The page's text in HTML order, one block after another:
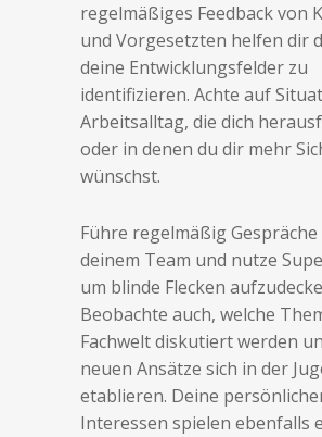
regelmäßiges Feedback von
und Vorgesetzten helfen dir
deine Entwicklungsfelder zu
identifizieren. Achte auf
Arbeitsalltag, die dich
oder in denen du dir mehr
wünschst.
Führe regelmäßig
deinem Team und nutze
um blinde Flecken
Beobachte auch, welche
Fachwelt diskutiert werden
neuen Ansätze sich in der
etablieren. Deine
Interessen spielen ebenfalls